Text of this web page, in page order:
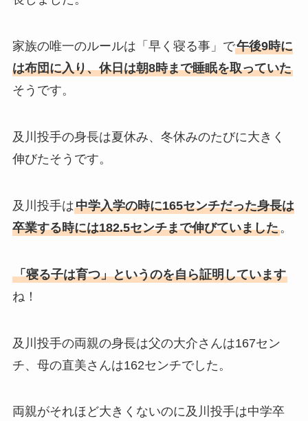
家族の唯一のルールは「早く寝る事」で午後9時に
は布団に入り、休日は朝8時まで睡眠を取っていた
そうです。
及川投手の身長は夏休み、冬休みのたびに大きく
伸びたそうです。
及川投手は中学入学の時に165センチだった身長は
卒業する時には182.5センチまで伸びていました。
「寝る子は育つ」というのを自ら証明しています
ね！
及川投手の両親の身長は父の大介さんは167セン
チ、母の直美さんは162センチでした。
両親がそれほど大きくないのに及川投手は中学卒